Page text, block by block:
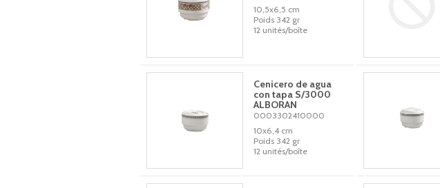
10,5x6,5 cm
Poids 342 gr
12 unités/boîte
Cenicero de agua
con tapa S/3000
ALBORAN
0003302410000
10x6,4 cm
Poids 342 gr
12 unités/boîte